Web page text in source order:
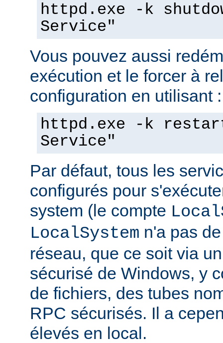
httpd.exe -k
Service"
Vous pouvez aussi
exécution et le forcer à
configuration en utilisant :
httpd.exe -k
Service"
Par défaut, tous les
configurés pour
system (le compte
LocalSystem n'a pas
réseau, que ce soit via
sécurisé de Windows, y
de fichiers, des tubes
RPC sécurisés. Il a
élevés en local.